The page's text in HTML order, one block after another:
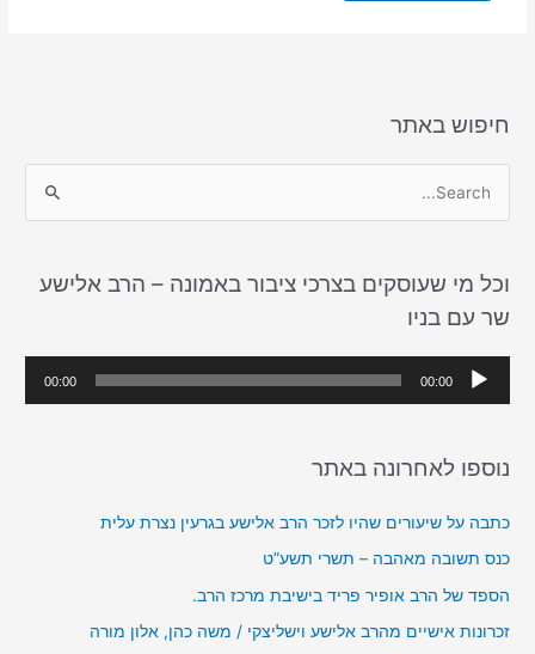
חיפוש באתר
r
c
h
וכל מי שעוסקים בצרכי ציבור באמונה – הרב אלישע
שר עם בניו
ג
א
ד
י
ו
00:00
00:00
נוספו לאחרונה באתר
כתבה על שיעורים שהיו לזכר הרב אלישע בגרעין נצרת עלית
כנס תשובה מאהבה – תשרי תשע”ט
הספד של הרב אופיר פריד בישיבת מרכז הרב.
זכרונות אישיים מהרב אלישע וישליצקי / משה כהן, אלון מורה